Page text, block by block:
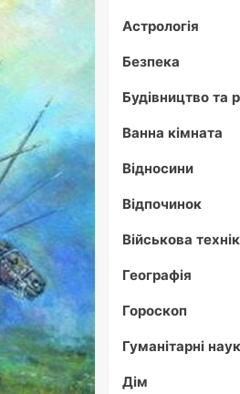
Астрологія
Безпека
Будівництво та
Ванна кімната
Відносини
Відпочинок
Військова
Географія
Гороскоп
Гуманітарні
Дім